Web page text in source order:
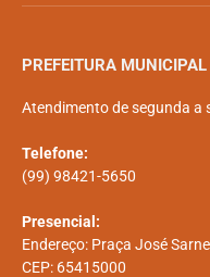
PREFEITURA MUNICIPAL
Atendimento de segunda a
Telefone:
(99) 98421-5650
Presencial:
Endereço: Praça José
CEP: 65415000